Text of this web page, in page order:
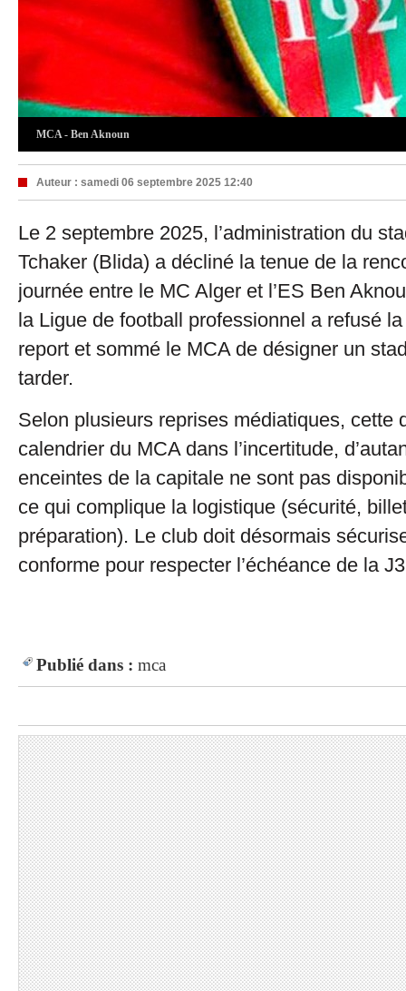
MCA - Ben Aknoun
Auteur : samedi 06 septembre 2025 12:40
Le 2 septembre 2025, l’administration du
Tchaker (Blida) a décliné la tenue de la
journée entre le MC Alger et l’ES Ben
la Ligue de football professionnel a refusé
report et sommé le MCA de désigner un
tarder.
Selon plusieurs reprises médiatiques, cette
calendrier du MCA dans l’incertitude,
enceintes de la capitale ne sont pas
ce qui complique la logistique (sécurité,
préparation). Le club doit désormais
conforme pour respecter l’échéance de la J3
Publié dans : mca